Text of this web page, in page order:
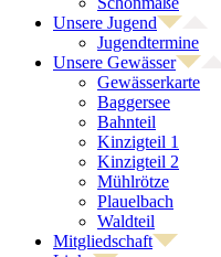
Unsere Jugend
Jugendtermine
Unsere Gewässer
Gewässerkarte
Baggersee
Bahnteil
Kinzigteil 1
Kinzigteil 2
Mühlrötze
Plauelbach
Waldteil
Mitgliedschaft